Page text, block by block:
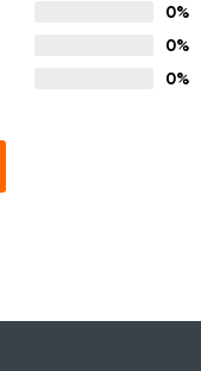
0%
0%
0%